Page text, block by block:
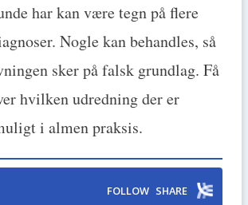
har kan være tegn på flere
Nogle kan behandles, så
sker på falsk grundlag. Få
hvilken udredning der er
i almen praksis.